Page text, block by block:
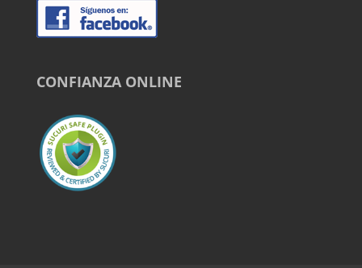
CONFIANZA ONLINE